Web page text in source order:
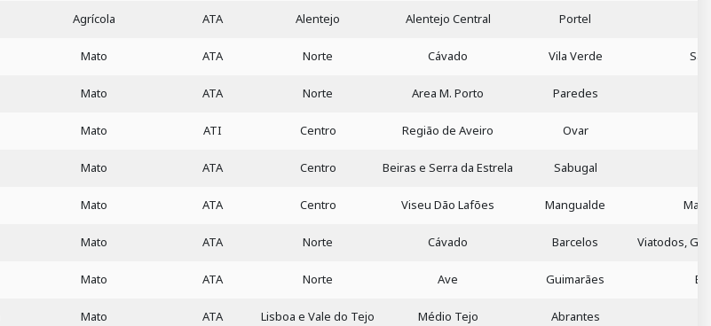
Agrícola ATA Alentejo Alentejo Central Portel
Mato ATA Norte Cávado Vila Verde
Mato ATA Norte Area M. Porto Paredes
Mato ATI Centro Região de Aveiro Ovar
Mato ATA Centro Beiras e Serra da Estrela Sabugal
Mato ATA Centro Viseu Dão Lafões Mangualde
Mato ATA Norte Cávado Barcelos Viatodos,
Mato ATA Norte Ave Guimarães
Mato ATA Lisboa e Vale do Tejo Médio Tejo Abrantes